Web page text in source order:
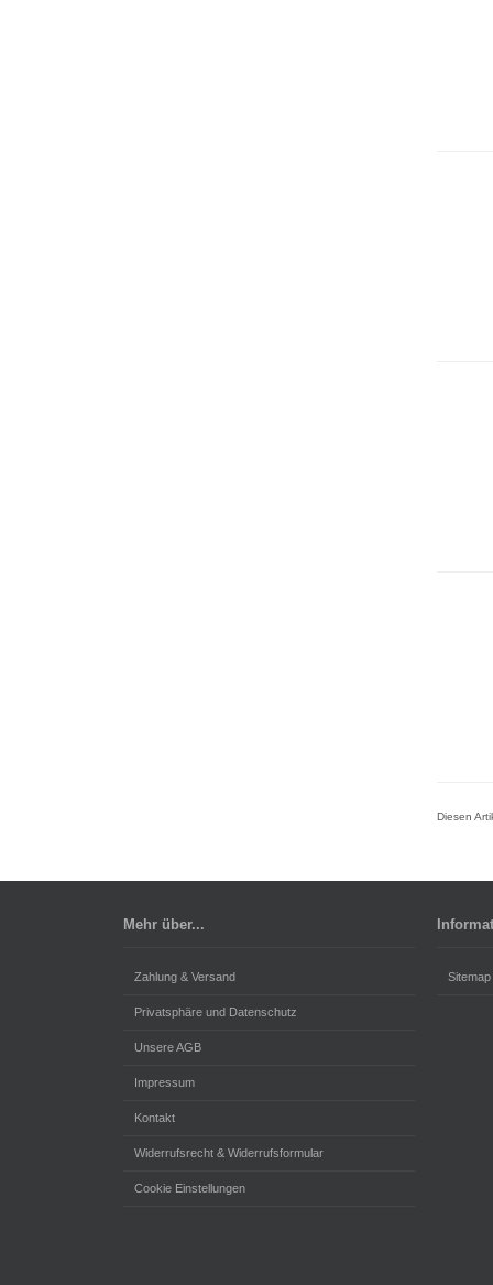
Diesen
Mehr über...
Zahlung & Versand
Privatsphäre und Datenschutz
Unsere AGB
Impressum
Kontakt
Widerrufsrecht & Widerrufsformular
Cookie Einstellungen
Sitemap